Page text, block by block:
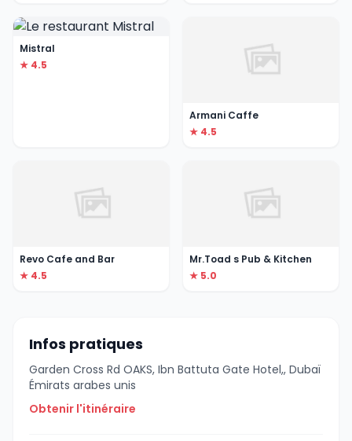
Mistral
★ 4.5
Armani Caffe
★ 4.5
Revo Cafe and Bar
★ 4.5
Mr.Toad s Pub & Kitchen
★ 5.0
Infos pratiques
Garden Cross Rd OAKS, Ibn Battuta Gate Hotel,, Dubaï
Émirats arabes unis
Obtenir l'itinéraire